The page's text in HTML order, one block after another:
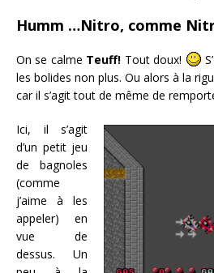
Humm …Nitro, comme
On se calme Teuff! Tout doux!
les bolides non plus. Ou alors à la
car il s’agit tout de même de
Ici, il s’agit
d’un petit jeu
de bagnoles
(comme
j’aime à les
appeler) en
vue de
dessus. Un